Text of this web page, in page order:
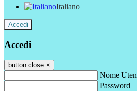
Italiano
Accedi
Accedi
button close ×
Nome
Password